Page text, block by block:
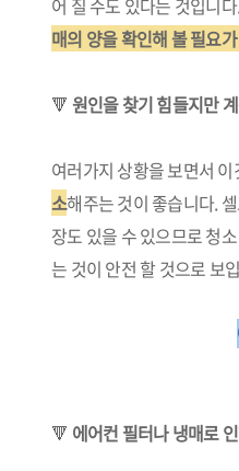
어 질 수도 있다는 것입니
매의 양을 확인해 볼 필요
🔻 원인을 찾기 힘들지만
여러가지 상황을 보면서
소해주는 것이 좋습니다.
장도 있을 수 있으므로 청
는 것이 안전 할 것으로 보
🔻 에어컨 필터나 냉매로